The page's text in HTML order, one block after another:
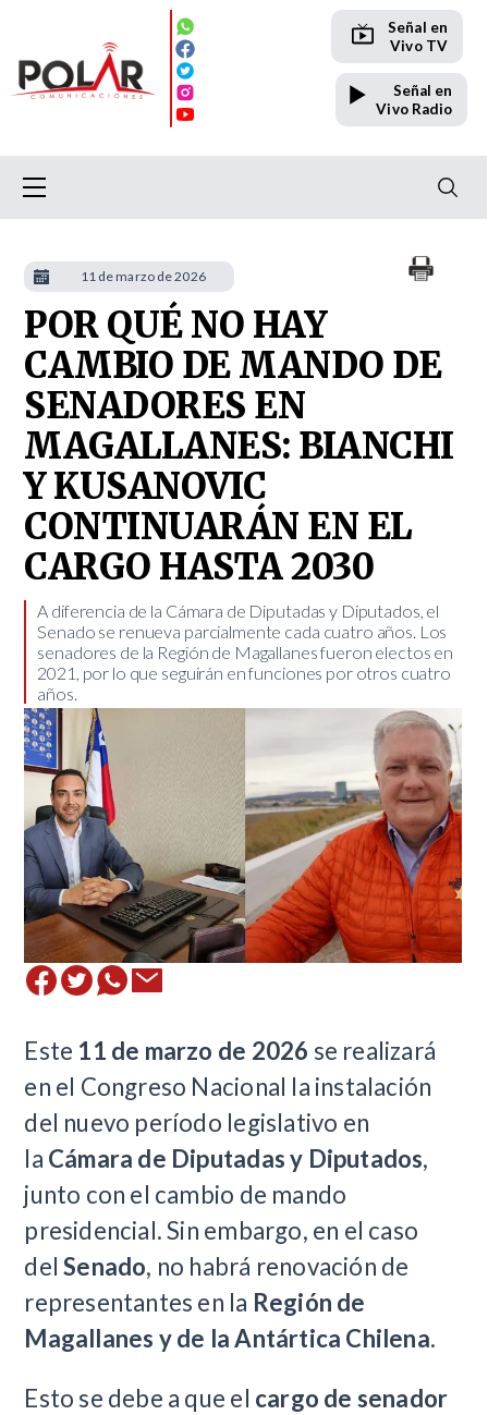
Señal en
Vivo TV
Señal en
Vivo Radio
POR QUÉ NO HAY
CAMBIO DE MANDO DE
SENADORES EN
MAGALLANES: BIANCHI
Y KUSANOVIC
CONTINUARÁN EN EL
CARGO HASTA 2030
A diferencia de la Cámara de Diputadas y Diputados, el
Senado se renueva parcialmente cada cuatro años. Los
senadores de la Región de Magallanes fueron electos en
2021, por lo que seguirán en funciones por otros cuatro
años.
Este 11 de marzo de 2026 se realizará
en el Congreso Nacional la instalación
del nuevo período legislativo en
la Cámara de Diputadas y Diputados,
junto con el cambio de mando
presidencial. Sin embargo, en el caso
delSenado, no habrá renovación de
representantes en la Región de
Magallanes y de la Antártica Chilena.
Esto se debe a que el cargo de senador
11 de marzo de 2026